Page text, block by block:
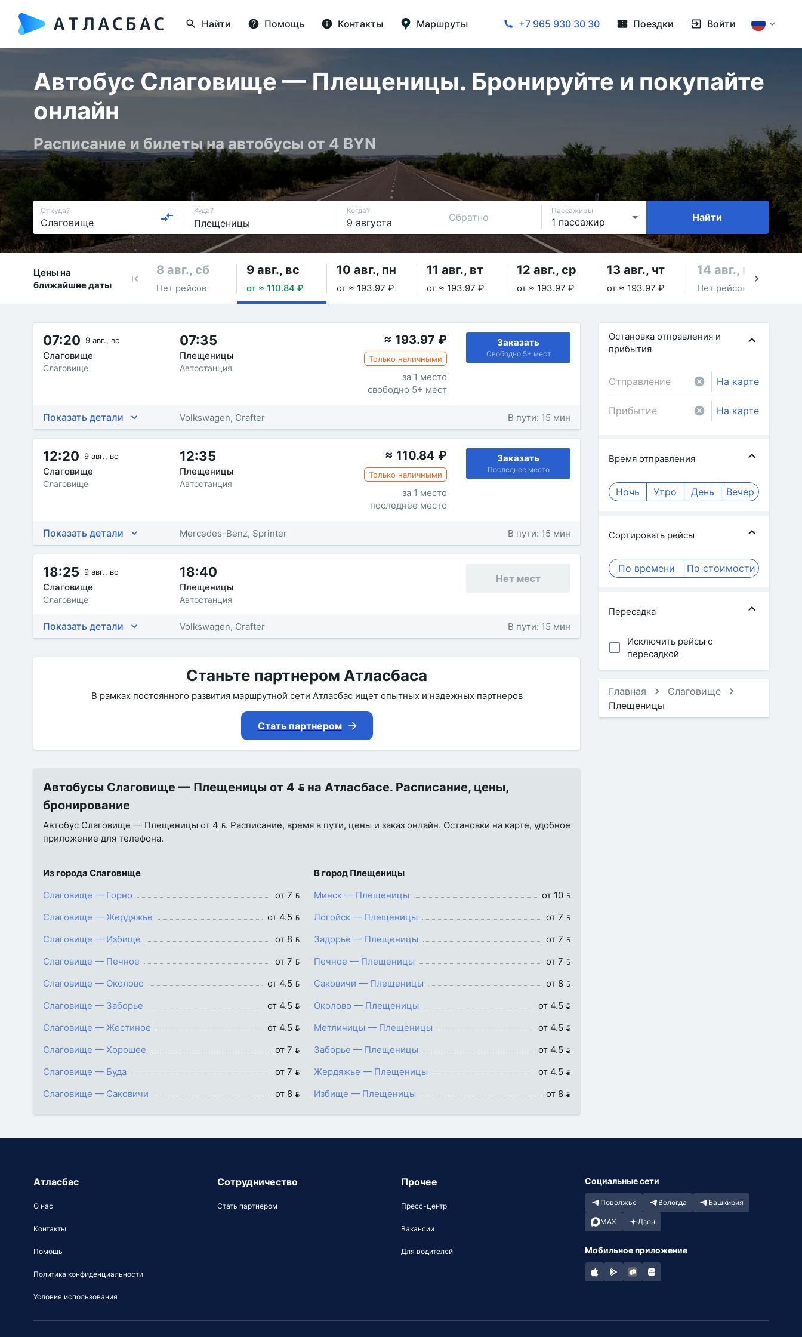
Найти Помощь Контакты Маршруты +7 965 930 30 30 Поездки Войти
Автобус Слаговище — Плещеницы. Бронируйте и покупайте
онлайн
Расписание и билеты на автобусы от 4 BYN
Откуда? Куда? Когда?
Обратно
Пассажиры
Найти
Цены на
ближайшие даты
8 авг., сб
Нет рейсов
9 авг., вс
от ≈ 110.84 ₽
10 авг., пн
от ≈ 193.97 ₽
11 авг., вт
от ≈ 193.97 ₽
12 авг., ср
от ≈ 193.97 ₽
13 авг., чт
от ≈ 193.97 ₽
14 авг., пт
Нет рейсов
07:20 9 авг., вс
Слаговище
Слаговище
07:35
Плещеницы
Автостанция
≈ 193.97 ₽
Только наличными
за 1 место
свободно 5+ мест
Заказать
Свободно 5+ мест
Показать детали Volkswagen, Crafter В пути: 15 мин
12:20 9 авг., вс
Слаговище
Слаговище
12:35
Плещеницы
Автостанция
≈ 110.84 ₽
Только наличными
за 1 место
последнее место
Заказать
Последнее место
Показать детали Mercedes-Benz, Sprinter В пути: 15 мин
18:25 9 авг., вс
Слаговище
Слаговище
18:40
Плещеницы
Автостанция
Нет мест
Показать детали Volkswagen, Crafter В пути: 15 мин
Станьте партнером Атласбаса
В рамках постоянного развития маршрутной сети Атласбас ищет опытных и надежных партнеров
Стать партнером
Автобусы Слаговище — Плещеницы от 4  на Атласбасе. Расписание, цены,
бронирование
Автобус Слаговище — Плещеницы от 4 . Расписание, время в пути, цены и заказ онлайн. Остановки на карте, удобное
приложение для телефона.
Из города Слаговище
Слаговище — Горно
от 7 
Слаговище — Жердяжье
от 4.5 
Слаговище — Избище
от 8 
Слаговище — Печное
от 7 
Слаговище — Околово
от 4.5 
Слаговище — Заборье
от 4.5 
Слаговище — Жестиное
от 4.5 
Слаговище — Хорошее
от 7 
Слаговище — Буда
от 7 
Слаговище — Саковичи
от 8 
В город Плещеницы
Минск — Плещеницы
от 10 
Логойск — Плещеницы
от 7 
Задорье — Плещеницы
от 7 
Печное — Плещеницы
от 7 
Саковичи — Плещеницы
от 8 
Околово — Плещеницы
от 4.5 
Метличицы — Плещеницы
от 4.5 
Заборье — Плещеницы
от 4.5 
Жердяжье — Плещеницы
от 4.5 
Избище — Плещеницы
от 8 
Остановка отправления и
прибытия
На карте
На карте
Время отправления
Ночь Утро День Вечер
Сортировать рейсы
По времени По стоимости
Пересадка
Исключить рейсы с
пересадкой
Главная
Слаговище
Плещеницы
Атласбас
О нас
Контакты
Помощь
Политика конфиденциальности
Условия использования
Сотрудничество
Стать партнером
Прочее
Пресс-центр
Вакансии
Для водителей
Социальные сети
Поволжье Вологда Башкирия
MAX Дзен
Мобильное приложение